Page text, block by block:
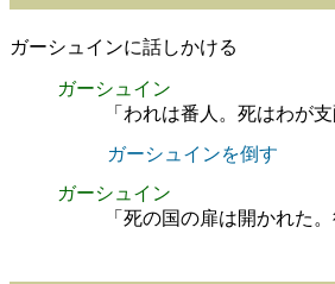
ガーシュインに話しかける
ガーシュイン
「われは番人。死はわが支
ガーシュインを倒す
ガーシュイン
「死の国の扉は開かれた。